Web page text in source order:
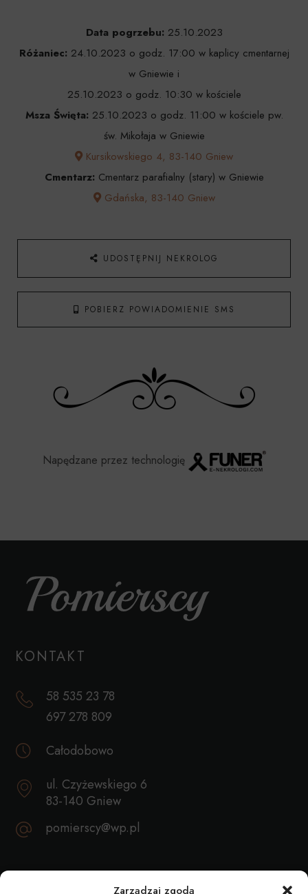
Zarządzaj zgodą
Data pogrzebu: 25.10.2023
Różaniec: 24.10.2023 o godz. 17:00 w kaplicy cmentarnej
w Gniewie i
25.10.2023 o godz. 10:30 w kościele
Msza Święta: 25.10.2023 o godz. 11:00 w kościele pw.
św. Mikołaja w Gniewie
Kursikowskiego 4, 83-140 Gniew
Cmentarz: Cmentarz parafialny (stary) w Gniewie
Gdańska, 83-140 Gniew
UDOSTĘPNIJ NEKROLOG
POBIERZ POWIADOMIENIE SMS
Napędzane przez technologię
KONTAKT
58 535 23 78
697 278 809
Całodobowo
ul. Czyżewskiego 6
83-140 Gniew
pomierscy@wp.pl
REKOMENDACJE